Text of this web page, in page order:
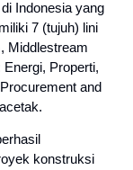
Indonesia yang
7 (tujuh) lini
Middlestream
Properti,
and
konstruksi